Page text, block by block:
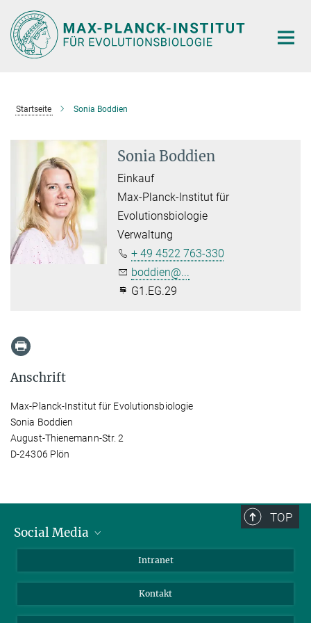
Hauptinhalt
Startseite Sonia Boddien
Sonia Boddien
Einkauf
Max-Planck-Institut für
Evolutionsbiologie
Verwaltung
+ 49 4522 763-330
boddien@...
G1.EG.29
Anschrift
Max-Planck-Institut für Evolutionsbiologie
Sonia Boddien
August-Thienemann-Str. 2
D-24306 Plön
TOP
Social Media
Intranet
Kontakt